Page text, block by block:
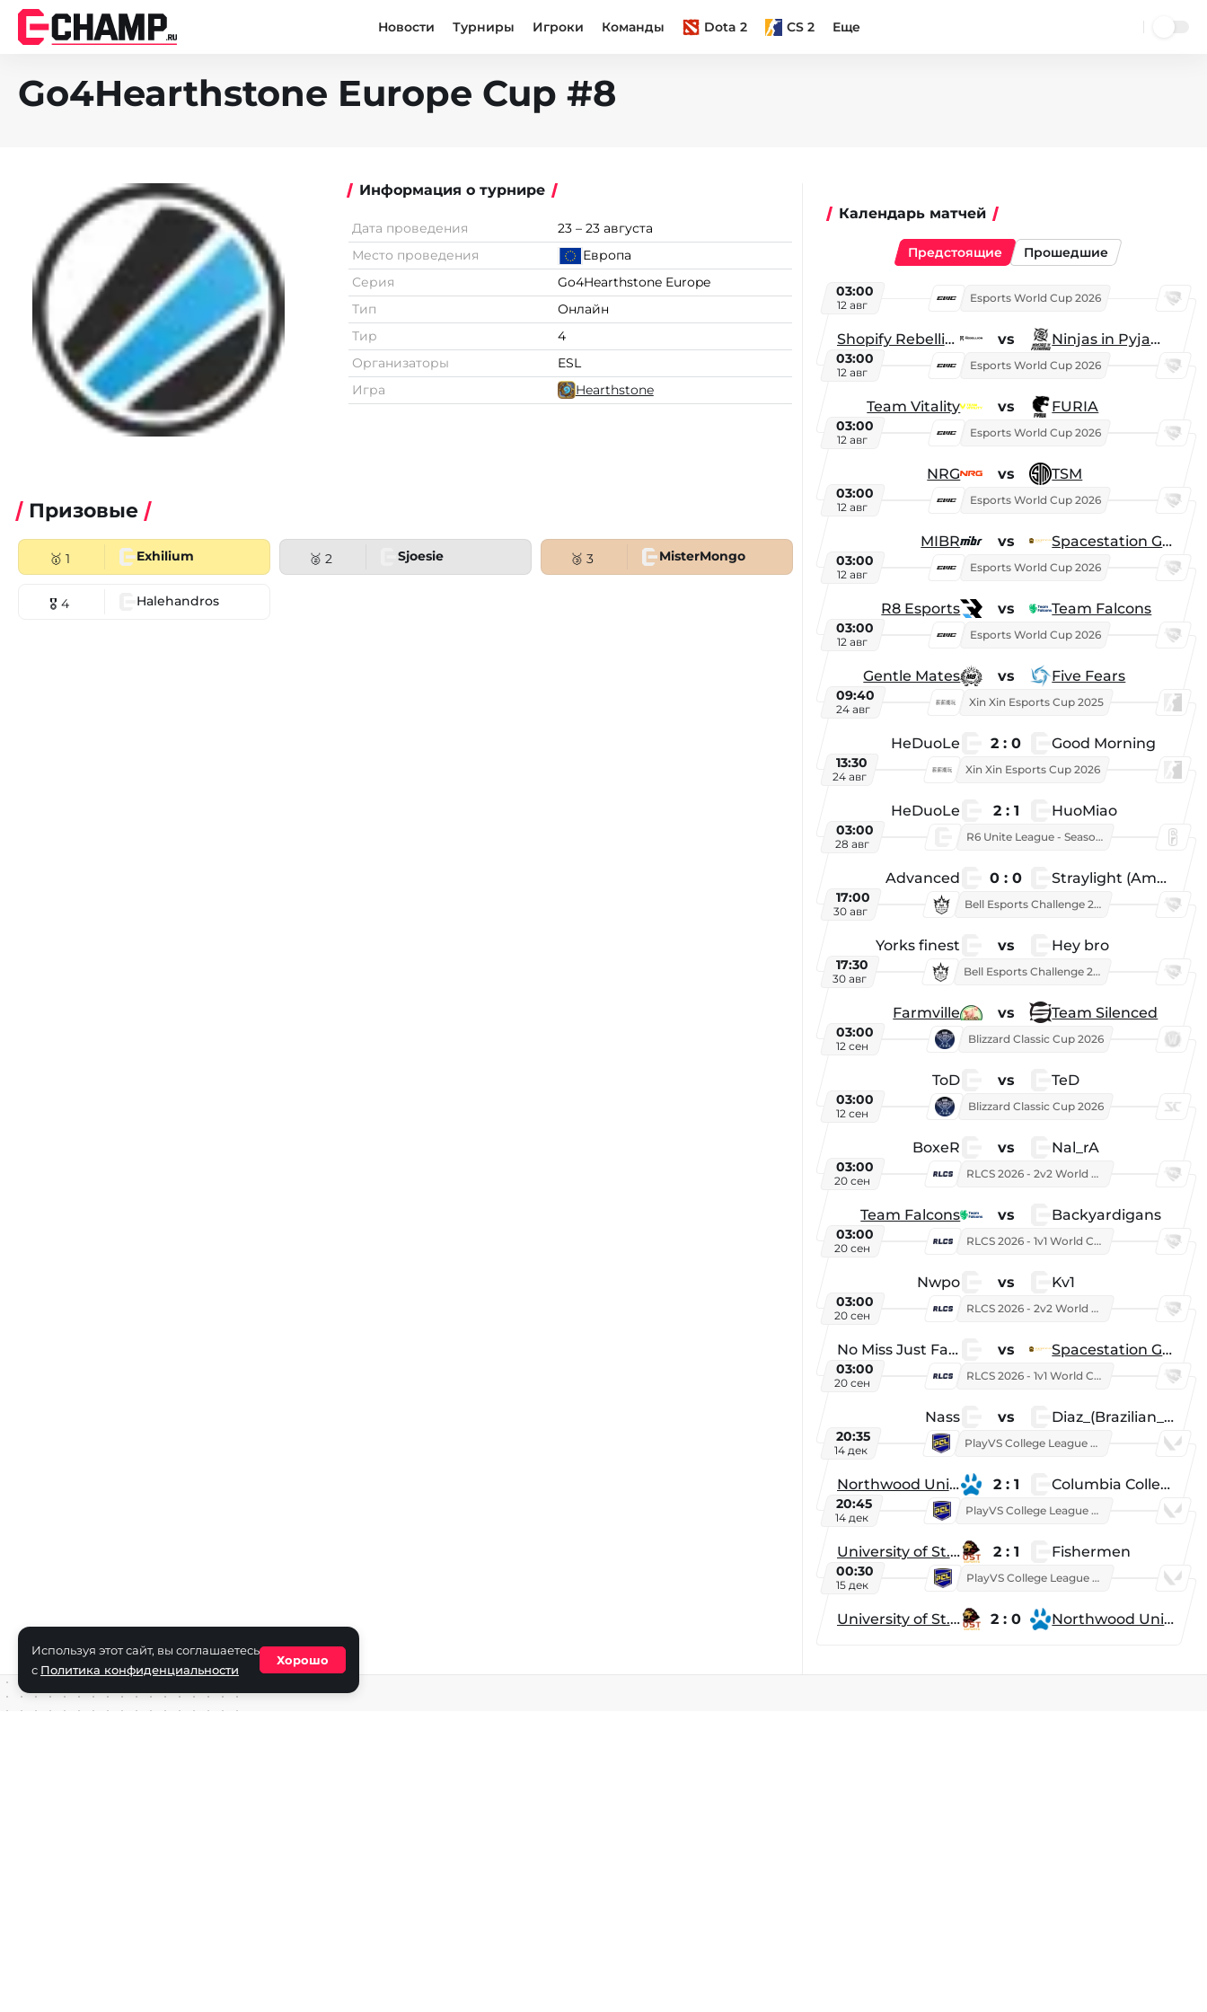
Новости Турниры Игроки Команды Dota 2 CS 2 Еще
Go4Hearthstone Europe Cup #8
Информация о турнире
Дата проведения
23 – 23 августа
Место проведения
Европа
Серия
Go4Hearthstone Europe
Тип
Онлайн
Тир
4
Организаторы
ESL
Игра
Hearthstone
Призовые
🥇 1 Exhilium 🥈 2 Sjoesie 🥉 3 MisterMongo
🎖 4 Halehandros
Календарь матчей
Предстоящие Прошедшие
03:00
12 авг
Esports World Cup 2026
Shopify Rebellion vs Ninjas in Pyjamas
03:00
12 авг
Esports World Cup 2026
Team Vitality vs FURIA
03:00
12 авг
Esports World Cup 2026
NRG vs TSM
03:00
12 авг
Esports World Cup 2026
MIBR vs Spacestation Gaming
03:00
12 авг
Esports World Cup 2026
R8 Esports vs Team Falcons
03:00
12 авг
Esports World Cup 2026
Gentle Mates vs Five Fears
09:40
24 авг
Xin Xin Esports Cup 2025
HeDuoLe 2 : 0 Good Morning
13:30
24 авг
Xin Xin Esports Cup 2026
HeDuoLe 2 : 1 HuoMiao
03:00
28 авг
R6 Unite League - Season 1
Advanced 0 : 0 Straylight (American team)
17:00
30 авг
Bell Esports Challenge 2026
Yorks finest vs Hey bro
17:30
30 авг
Bell Esports Challenge 2026
Farmville vs Team Silenced
03:00
12 сен
Blizzard Classic Cup 2026
ToD vs TeD
03:00
12 сен
Blizzard Classic Cup 2026
BoxeR vs Nal_rA
03:00
20 сен
RLCS 2026 - 2v2 World Championship
Team Falcons vs Backyardigans
03:00
20 сен
RLCS 2026 - 1v1 World Championship
Nwpo vs Kv1
03:00
20 сен
RLCS 2026 - 2v2 World Championship
No Miss Just Fake vs Spacestation Gaming
03:00
20 сен
RLCS 2026 - 1v1 World Championship
Nass vs Diaz_(Brazilian_Player)
20:35
14 дек
PlayVS College League 2025: Fall
Northwood University 2 : 1 Columbia College
20:45
14 дек
PlayVS College League 2025: Fall
University of St. Thomas 2 : 1 Fishermen
00:30
15 дек
PlayVS College League 2025: Fall
University of St. Thomas 2 : 0 Northwood University
Используя этот сайт, вы соглашаетесь
с Политика конфиденциальности
Хорошо